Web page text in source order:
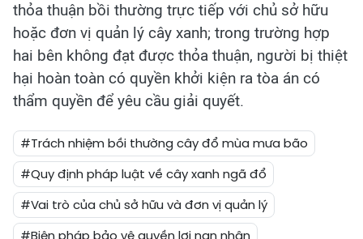
thỏa thuận bồi thường trực tiếp với chủ sở hữu
hoặc đơn vị quản lý cây xanh; trong trường hợp
hai bên không đạt được thỏa thuận, người bị thiệt
hại hoàn toàn có quyền khởi kiện ra tòa án có
thẩm quyền để yêu cầu giải quyết.
#Trách nhiệm bồi thường cây đổ mùa mưa bão
#Quy định pháp luật về cây xanh ngã đổ
#Vai trò của chủ sở hữu và đơn vị quản lý
#Biện pháp bảo vệ quyền lợi nạn nhân